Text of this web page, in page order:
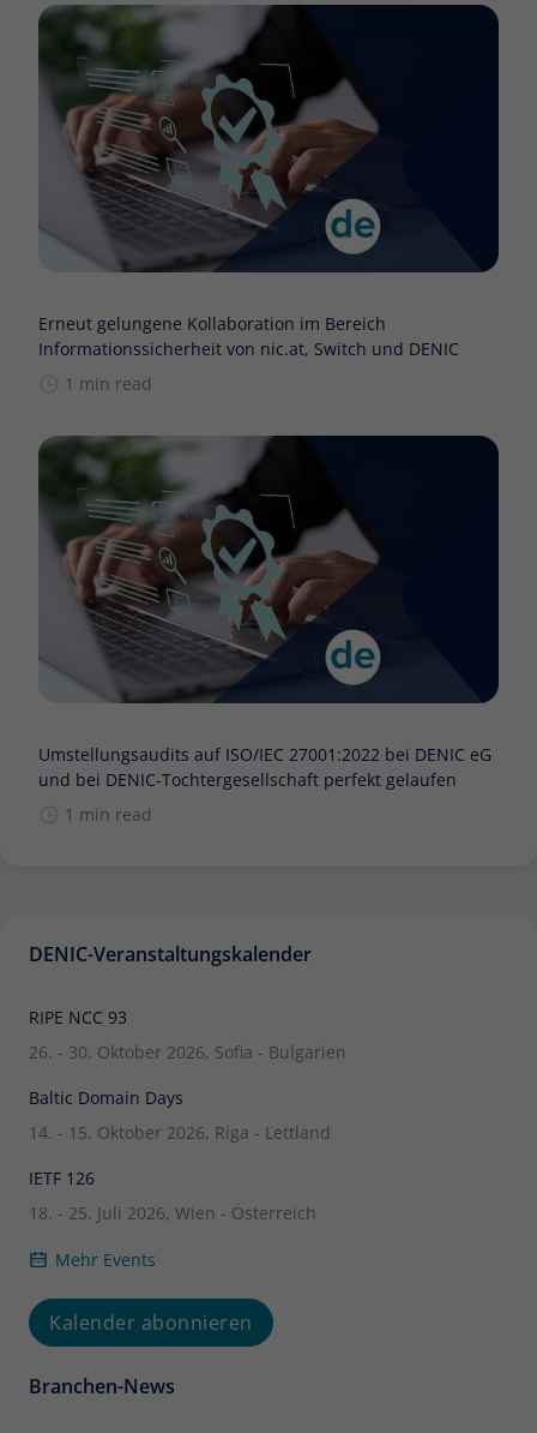
Erneut gelungene Kollaboration im Bereich
Informationssicherheit von nic.at, Switch und DENIC
1 min read
Umstellungsaudits auf ISO/IEC 27001:2022 bei DENIC eG
und bei DENIC-Tochtergesellschaft perfekt gelaufen
1 min read
DENIC-Veranstaltungskalender
RIPE NCC 93
26. - 30. Oktober 2026, Sofia - Bulgarien
Baltic Domain Days
14. - 15. Oktober 2026, Riga - Lettland
IETF 126
18. - 25. Juli 2026, Wien - Österreich
Mehr Events
Kalender abonnieren
Branchen-News